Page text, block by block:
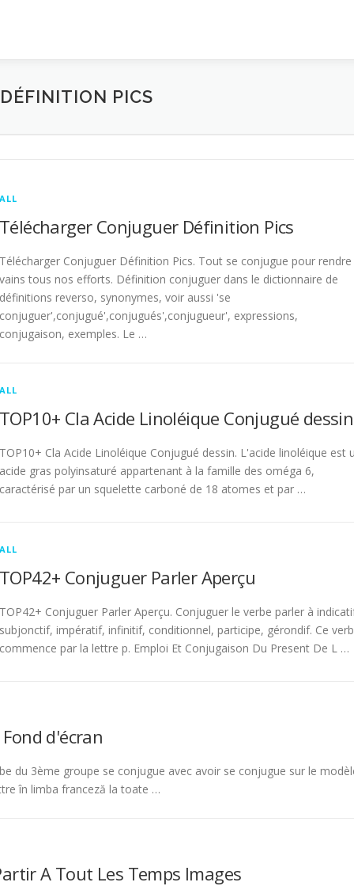
PICS
ALL
Télécharger Conjuguer Définition Pics
Télécharger Conjuguer Définition Pics. Tout se conjugue pour rendre
vains tous nos efforts. Définition conjuguer dans le dictionnaire de
définitions reverso, synonymes, voir aussi 'se
conjuguer',conjugué',conjugués',conjugueur', expressions,
conjugaison, exemples. Le …
ALL
TOP10+ Cla Acide Linoléique Conjugué dessin
TOP10+ Cla Acide Linoléique Conjugué dessin. L'acide linoléique est
acide gras polyinsaturé appartenant à la famille des oméga 6,
caractérisé par un squelette carboné de 18 atomes et par …
ALL
TOP42+ Conjuguer Parler Aperçu
TOP42+ Conjuguer Parler Aperçu. Conjuguer le verbe parler à
subjonctif, impératif, infinitif, conditionnel, participe, gérondif. Ce
commence par la lettre p. Emploi Et Conjugaison Du Present De L …
d'écran
du 3ème groupe se conjugue avec avoir se conjugue sur le
în limba franceză la toate …
A Tout Les Temps Images